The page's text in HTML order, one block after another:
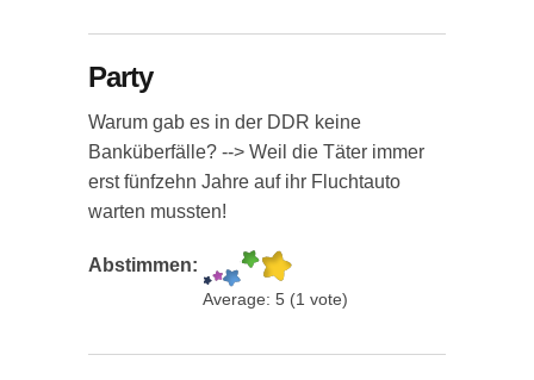
Party
Warum gab es in der DDR keine
Banküberfälle? --> Weil die Täter immer
erst fünfzehn Jahre auf ihr Fluchtauto
warten mussten!
Abstimmen:
Average: 5 (1 vote)